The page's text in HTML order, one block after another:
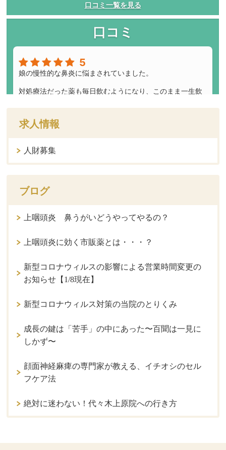
求人情報
人財募集
ブログ
上咽頭炎 鼻うがいどうやってやるの？
上咽頭炎に効く市販薬とは・・・？
新型コロナウィルスの影響による営業時間変更の
お知らせ【1/8現在】
新型コロナウィルス対策の当院のとりくみ
成長の鍵は「苦手」の中にあった〜百聞は一見に
しかず〜
顔面神経麻痺の専門家が教える、イチオシのセル
フケア法
絶対に迷わない！代々木上原院への行き方